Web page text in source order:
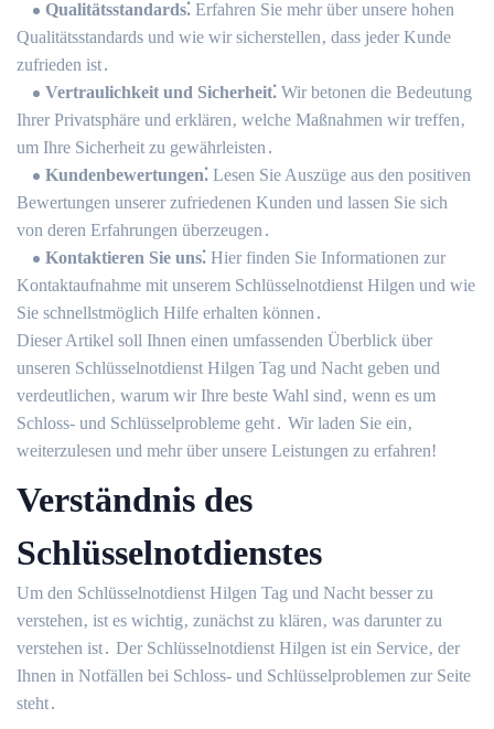
Qualitätsstandards⁚ Erfahren Sie mehr über unsere hohen
Qualitätsstandards und wie wir sicherstellen‚ dass jeder Kunde
zufrieden ist․
Vertraulichkeit und Sicherheit⁚ Wir betonen die Bedeutung
Ihrer Privatsphäre und erklären‚ welche Maßnahmen wir treffen‚
um Ihre Sicherheit zu gewährleisten․
Kundenbewertungen⁚ Lesen Sie Auszüge aus den positiven
Bewertungen unserer zufriedenen Kunden und lassen Sie sich
von deren Erfahrungen überzeugen․
Kontaktieren Sie uns⁚ Hier finden Sie Informationen zur
Kontaktaufnahme mit unserem Schlüsselnotdienst Hilgen und wie
Sie schnellstmöglich Hilfe erhalten können․
Dieser Artikel soll Ihnen einen umfassenden Überblick über
unseren Schlüsselnotdienst Hilgen Tag und Nacht geben und
verdeutlichen‚ warum wir Ihre beste Wahl sind‚ wenn es um
Schloss- und Schlüsselprobleme geht․ Wir laden Sie ein‚
weiterzulesen und mehr über unsere Leistungen zu erfahren!​
Verständnis des
Schlüsselnotdienstes
Um den Schlüsselnotdienst Hilgen Tag und Nacht besser zu
verstehen‚ ist es wichtig‚ zunächst zu klären‚ was darunter zu
verstehen ist․ Der Schlüsselnotdienst Hilgen ist ein Service‚ der
Ihnen in Notfällen bei Schloss- und Schlüsselproblemen zur Seite
steht․